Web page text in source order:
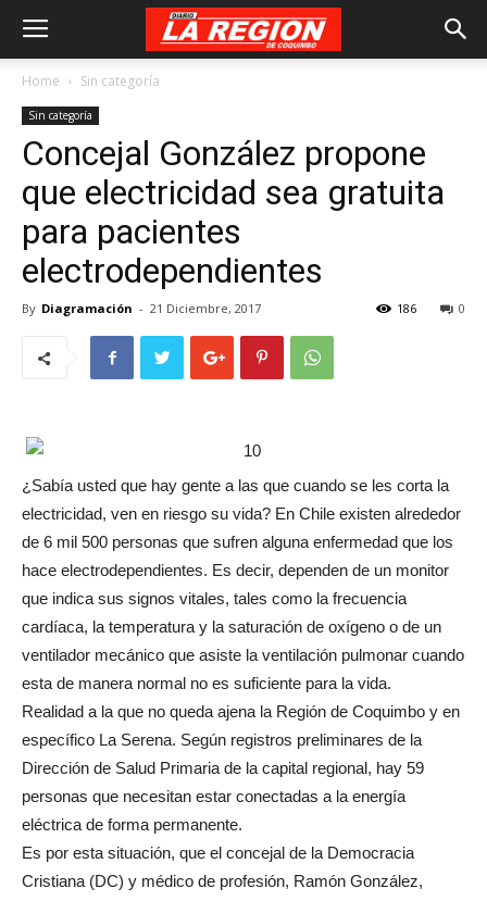
Home Sin categoría
Sin categoría
Concejal González propone
que electricidad sea gratuita
para pacientes
electrodependientes
By Diagramación - 21 Diciembre, 2017 0
186
¿Sabía usted que hay gente a las que cuando se les corta la
electricidad, ven en riesgo su vida? En Chile existen alrededor
de 6 mil 500 personas que sufren alguna enfermedad que los
hace electrodependientes. Es decir, dependen de un monitor
que indica sus signos vitales, tales como la frecuencia
cardíaca, la temperatura y la saturación de oxígeno o de un
ventilador mecánico que asiste la ventilación pulmonar cuando
esta de manera normal no es suficiente para la vida.
Realidad a la que no queda ajena la Región de Coquimbo y en
específico La Serena. Según registros preliminares de la
Dirección de Salud Primaria de la capital regional, hay 59
personas que necesitan estar conectadas a la energía
eléctrica de forma permanente.
Es por esta situación, que el concejal de la Democracia
Cristiana (DC) y médico de profesión, Ramón González,